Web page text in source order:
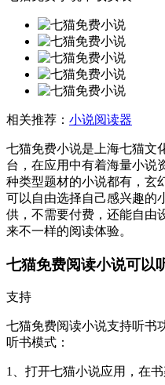
相关推荐： 小说阅读器
七猫免费小说是上海七猫文
台，在应用中有着海量小说
种类型题材的小说都有，玄
可以自由选择自己感兴趣的
供，不需要付费，还能自由
来不一样的阅读体验。
七猫免费阅读小说可以
支持
七猫免费阅读小说支持听书
听书模式：
1、打开七猫小说应用，在书